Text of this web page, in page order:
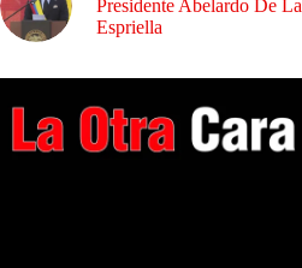
Presidente Abelardo De La
Espriella